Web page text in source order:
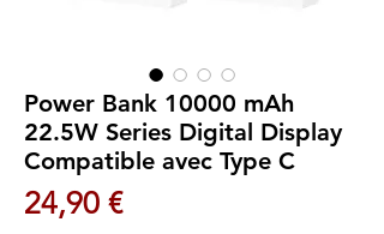
Power Bank 10000 mAh
22.5W Series Digital Display
Compatible avec Type C
24,90 €Prix